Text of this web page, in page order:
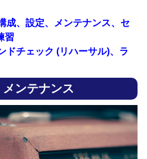
成、設定、メンテナンス、セ
習
チェック (リハーサル)、ラ
ンテナンス